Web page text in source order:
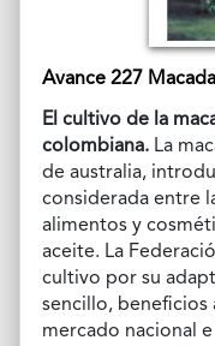
Avance 227
El cultivo de la
colombiana. La
de australia,
considerada entre
alimentos y
aceite. La
cultivo por su
sencillo, beneficios
mercado nacional